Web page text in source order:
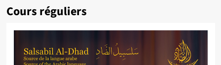
Cours réguliers